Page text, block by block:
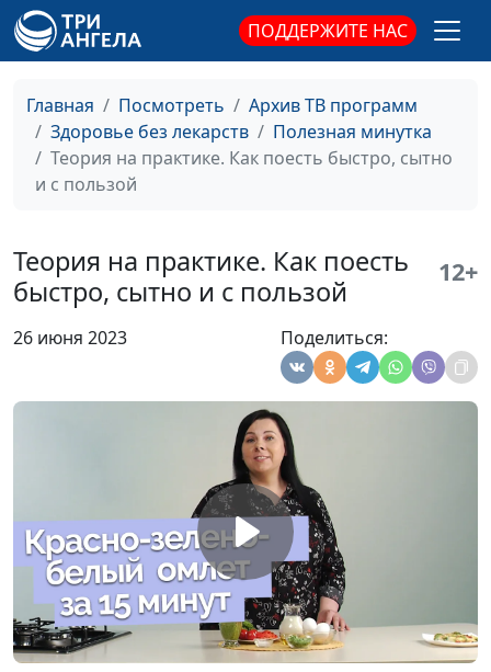
ПОДДЕРЖИТЕ НАС
Главная Посмотреть
Архив ТВ программ
Здоровье без лекарств
Полезная минутка
Теория на практике. Как поесть быстро, сытно
и с пользой
Теория на практике. Как поесть
быстро, сытно и с пользой
12+
26 июня 2023 Поделиться:
здоровья
и немедикаментозному
оздоровлению
Проростки и
микрозелень
брокколи для
профилактики
Мария Бородеева,
специалист по
модификации образа жизни
Источники
омега-3
Мария Бородеева,
модификации образа жизни
и немедикаментозному
оздоровлению
Польза авокадо
Мария Бородеева,
специалист по
модификации образа жизни
и немедикаментозному
оздоровлению
#228
Теория на
практике. Как
перейти на более
полезные
десерты
Мария Бородеева,
специалист по
модификации образа жизни
и немедикаментозному
оздоровлению